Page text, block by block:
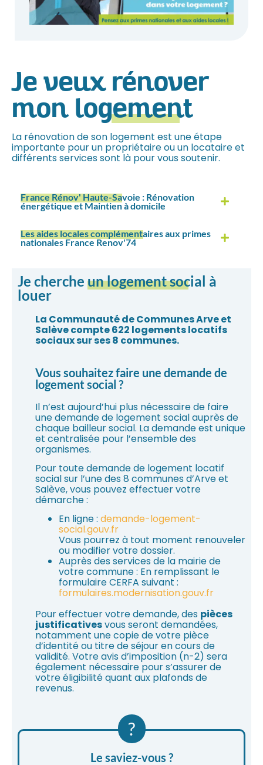
Je veux rénover
mon logement
La rénovation de son logement est une étape
importante pour un propriétaire ou un locataire et
différents services sont là pour vous soutenir.
France Rénov' Haute-Savoie : Rénovation
énergétique et Maintien à domicile
Les aides locales complémentairesaux primes
nationales France Renov'74
Je cherche un logement social à
louer
La Communauté de Communes Arve et
Salève compte 622 logements locatifs
sociaux sur ses 8 communes.
Vous souhaitez faire une demande de
logement social ?
Il n’est aujourd’hui plus nécessaire de faire
une demande de logement social auprès de
chaque bailleur social. La demande est unique
et centralisée pour l’ensemble des
organismes.
Pour toute demande de logement locatif
social sur l’une des 8 communes d’Arve et
Salève, vous pouvez effectuer votre
démarche :
En ligne : demande-logement-
social.gouv.fr
Vous pourrez à tout moment renouveler
ou modifier votre dossier.
Auprès des services de la mairie de
votre commune : En remplissant le
formulaire CERFA suivant :
formulaires.modernisation.gouv.fr
Pour effectuer votre demande, des pièces
justificativesvous seront demandées,
notamment une copie de votre pièce
d’identité ou titre de séjour en cours de
validité. Votre avis d’imposition (n-2) sera
également nécessaire pour s’assurer de
votre éligibilité quant aux plafonds de
revenus.
?
Le saviez-vous ?